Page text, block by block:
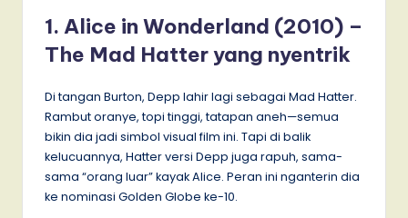
1. Alice in Wonderland (2010) –
The Mad Hatter yang nyentrik
Di tangan Burton, Depp lahir lagi sebagai Mad Hatter.
Rambut oranye, topi tinggi, tatapan aneh—semua
bikin dia jadi simbol visual film ini. Tapi di balik
kelucuannya, Hatter versi Depp juga rapuh, sama-
sama “orang luar” kayak Alice. Peran ini nganterin dia
ke nominasi Golden Globe ke-10.